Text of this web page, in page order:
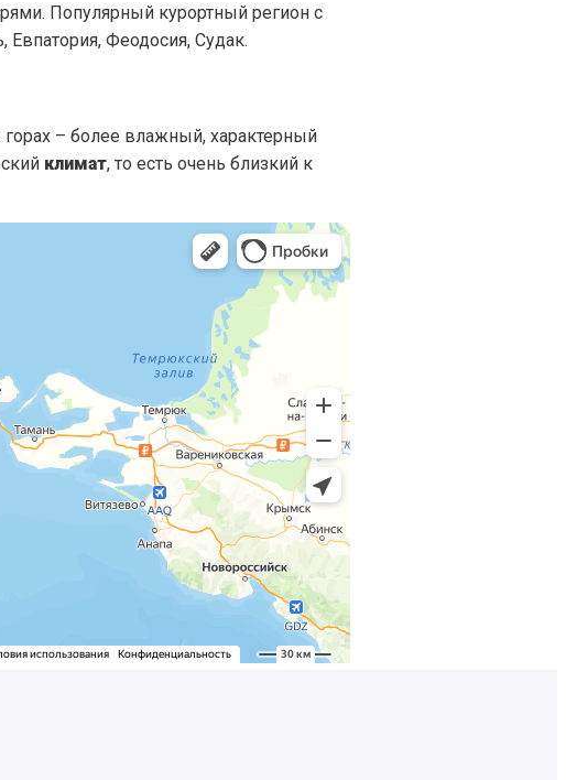
Популярный курортный регион с
Феодосия, Судак.
горах – более влажный, характерный
климат, то есть очень близкий к